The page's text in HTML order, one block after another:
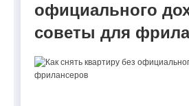
официального
советы для